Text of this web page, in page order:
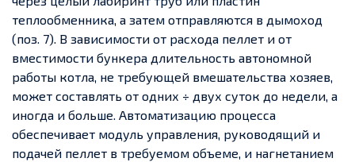
теплообменника, а затем отправляются в дымоход
(поз. 7). В зависимости от расхода пеллет и от
вместимости бункера длительность автономной
работы котла, не требующей вмешательства хозяев,
может составлять от одних ÷ двух суток до недели, а
иногда и больше. Автоматизацию процесса
обеспечивает модуль управления, руководящий и
подачей пеллет в требуемом объеме, и нагнетанием